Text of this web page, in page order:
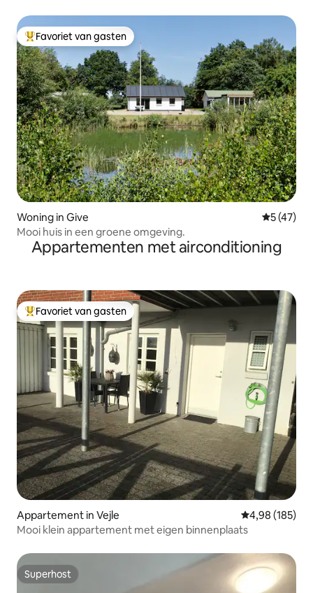
Topfavoriet van gasten
Favoriet van gasten
Woning in Give
5 (47)
Mooi huis in een groene omgeving.
Appartementen met airconditioning
Topfavoriet van gasten
Favoriet van gasten
Appartement in Vejle Gemiddelde
4,98 (185)
Mooi klein appartement met eigen binnenplaats
Superhost
Superhost